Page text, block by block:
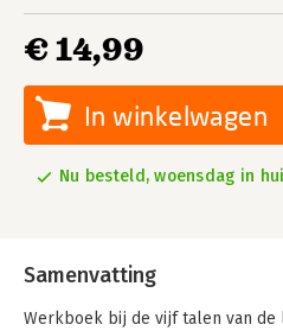
€ 14,99
In winkelwagen
Nu besteld, woensdag in
Samenvatting
Werkboek bij de vijf talen van de